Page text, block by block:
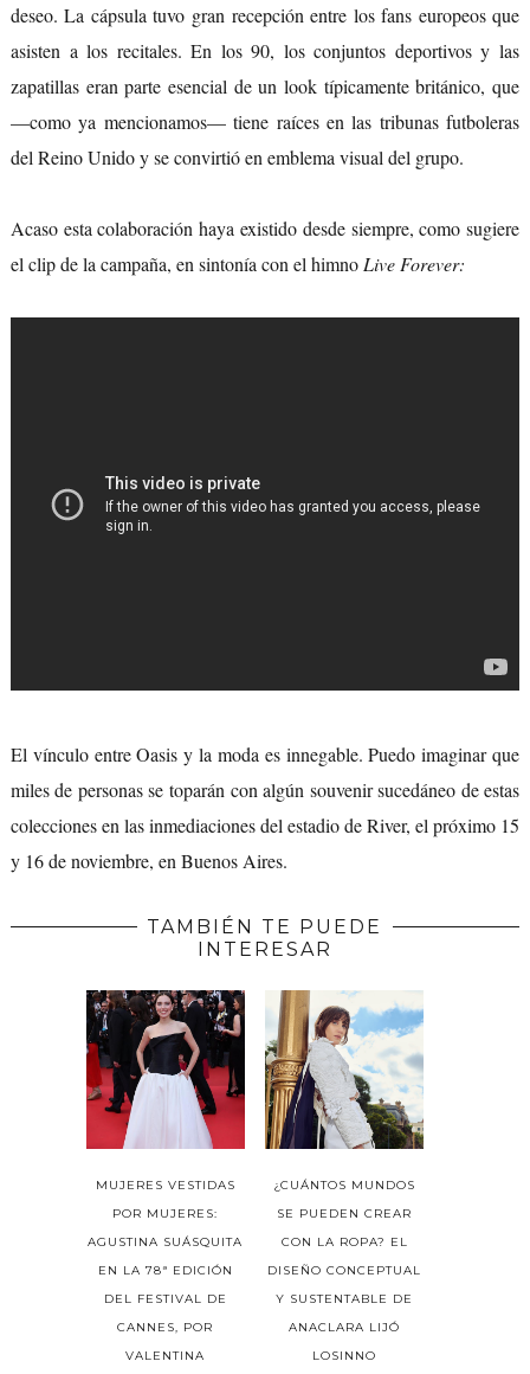
deseo. La cápsula tuvo gran recepción entre los fans europeos que
asisten a los recitales. En los 90, los conjuntos deportivos y las
zapatillas eran parte esencial de un look típicamente británico, que
—como ya mencionamos— tiene raíces en las tribunas futboleras
del Reino Unido y se convirtió en emblema visual del grupo.
Acaso esta colaboración haya existido desde siempre, como sugiere
el clip de la campaña, en sintonía con el himno Live Forever:
El vínculo entre Oasis y la moda es innegable. Puedo imaginar que
miles de personas se toparán con algún souvenir sucedáneo de estas
colecciones en las inmediaciones del estadio de River, el próximo 15
y 16 de noviembre, en Buenos Aires.
TAMBIÉN TE PUEDE
INTERESAR
MUJERES VESTIDAS
POR MUJERES:
AGUSTINA SUÁSQUITA
EN LA 78ª EDICIÓN
DEL FESTIVAL DE
CANNES, POR
VALENTINA
¿CUÁNTOS MUNDOS
SE PUEDEN CREAR
CON LA ROPA? EL
DISEÑO CONCEPTUAL
Y SUSTENTABLE DE
ANACLARA LIJÓ
LOSINNO